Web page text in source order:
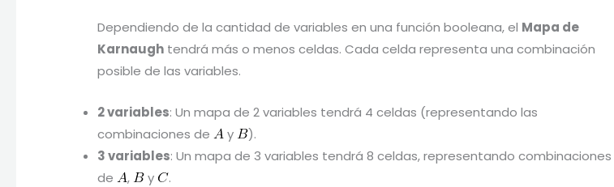
Dependiendo de la cantidad de variables en una función booleana, el Mapa de
Karnaugh tendrá más o menos celdas. Cada celda representa una combinación
posible de las variables.
2 variables: Un mapa de 2 variables tendrá 4 celdas (representando las
combinaciones de
y
).
3 variables: Un mapa de 3 variables tendrá 8 celdas, representando combinaciones
de
, y .